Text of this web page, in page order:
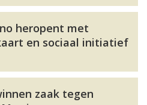
heropent met
en sociaal initiatief
zaak tegen